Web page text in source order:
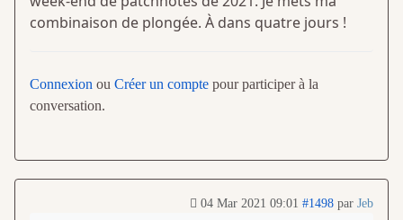
combinaison de plongée. À dans quatre jours !
Connexion ou Créer un compte pour participer à la
conversation.
04 Mar 2021 09:01 #1498 par Jeb